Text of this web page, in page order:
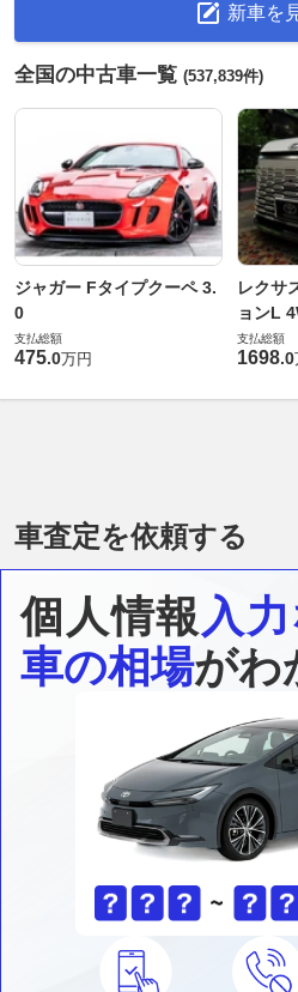
新車を
全国の中古車一覧 (537,839件)
ジャガー Fタイプクーペ 3.
0
支払総額
475.0万円
レクサ
ョンL
支払総額
1698.0
車査定を依頼する
個人情報 入
車の相場がわ